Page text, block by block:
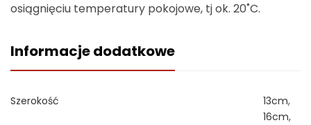
osiągnięciu temperatury pokojowe, tj ok. 20˚C.
Informacje dodatkowe
Szerokość 13cm,
16cm,